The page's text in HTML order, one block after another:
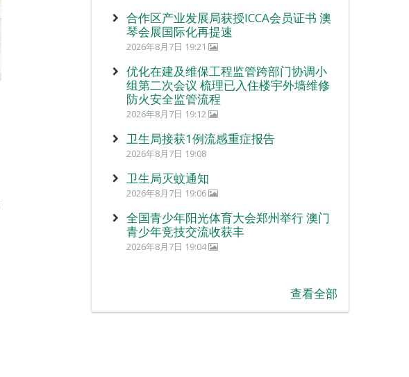
合作区产业发展局获授ICCA会员证书 澳
琴会展国际化再提速
2026年8月7日 19:21
优化在建及维保工程监管跨部门协调小
组第二次会议 梳理已入住楼宇外墙维修
防火安全监管流程
2026年8月7日 19:12
卫生局接获1例流感重症报告
2026年8月7日 19:08
卫生局灭蚊通知
2026年8月7日 19:06
全国青少年阳光体育大会郑州举行 澳门
青少年竞技交流收获丰
2026年8月7日 19:04
查看全部